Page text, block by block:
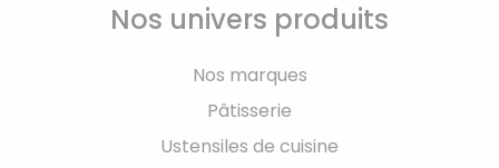
Nos univers produits
Nos marques
Pâtisserie
Ustensiles de cuisine